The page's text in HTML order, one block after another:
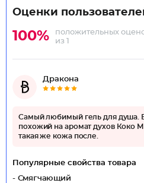
Оценки
100%
положительных
из 1
Дракона
Самый любимый гель для душа.
похожий на аромат духов Коко
такая же кожа после.
Популярные свойства товара
- Смягчающий